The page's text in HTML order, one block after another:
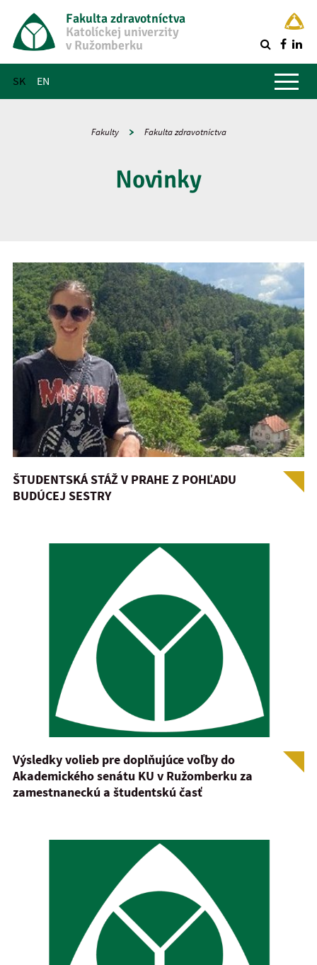
Fakulta zdravotníctva
Katolíckej univerzity
v Ružomberku
SK EN
Hlavné menu
Fakulty Fakulta zdravotníctva
Novinky
ŠTUDENTSKÁ STÁŽ V PRAHE Z POHĽADU
BUDÚCEJ SESTRY
Výsledky volieb pre doplňujúce voľby do
Akademického senátu KU v Ružomberku za
zamestnaneckú a študentskú časť